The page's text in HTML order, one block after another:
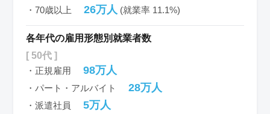
・70歳以上
26万人 (就業率 11.1%)
各年代の雇用形態別就業者数
[ 50代 ]
・正規雇用
98万人
・パート・アルバイト 28万人
・派遣社員 5万人